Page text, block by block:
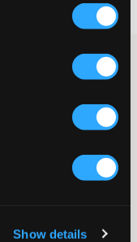
Show details
byxor har snörning i
i bensluten för extra
ger en stilren